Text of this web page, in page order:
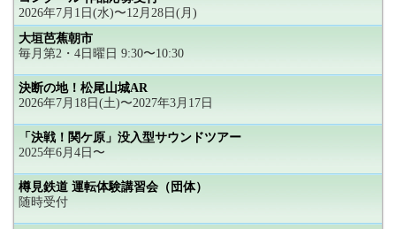
2026年7月1日(水)〜12月28日(月)
大垣芭蕉朝市
毎月第2・4日曜日 9:30〜10:30
決断の地！松尾山城AR
2026年7月18日(土)〜2027年3月17日
「決戦！関ケ原」没入型サウンドツアー
2025年6月4日〜
樽見鉄道 運転体験講習会（団体）
随時受付